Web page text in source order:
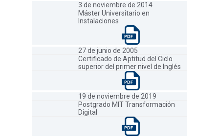
3 de noviembre de 2014
Máster Universitario en
Instalaciones
27 de junio de 2005
Certificado de Aptitud del Ciclo
superior del primer nivel de Inglés
19 de noviembre de 2019
Postgrado MIT Transformación
Digital